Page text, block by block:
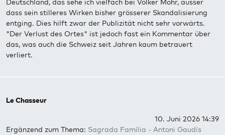
Deutschland, das sehe ich vielfach bei Volker Mohr, ausser
dass sein stilleres Wirken bisher grösserer Skandalisierung
entging. Dies hilft zwar der Publizität nicht sehr vorwärts.
"Der Verlust des Ortes" ist jedoch fast ein Kommentar über
das, was auch die Schweiz seit Jahren kaum betrauert
verliert.
Le Chasseur
10. Juni 2026 14:39
Ergänzend zum Thema: Sagrada Família - Antoni Gaudís